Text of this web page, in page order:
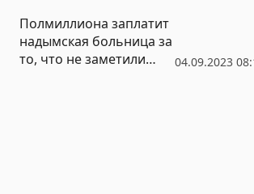
04.09.2023
Полмиллиона заплатит
надымская больница за
то, что не заметили